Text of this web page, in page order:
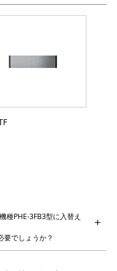
種PHE-3FB3型に入替え
要でしょうか？